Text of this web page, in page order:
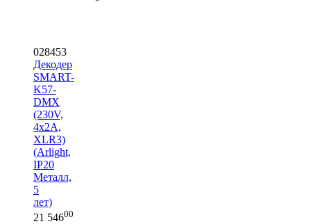
028453
Декодер
SMART-
K57-
DMX
(230V,
4x2A,
XLR3)
(Arlight,
IP20
Металл,
5
лет)
21 54600